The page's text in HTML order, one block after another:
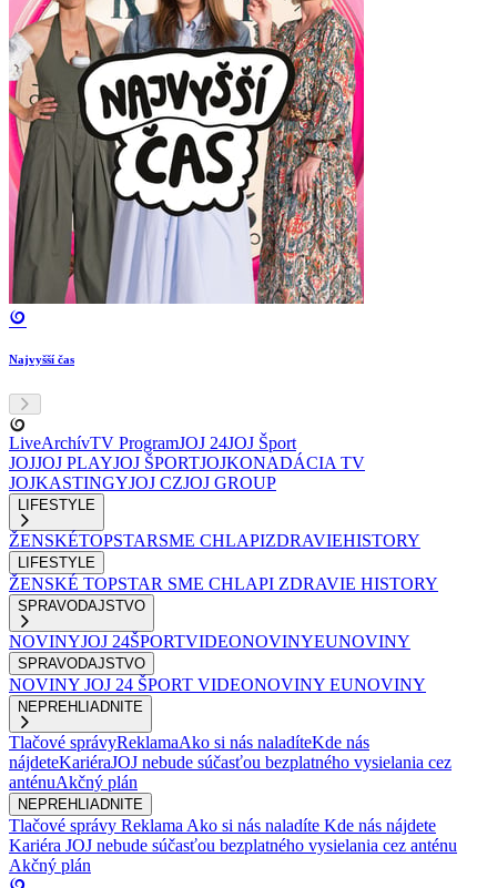
Najvyšší čas
LiveArchívTV ProgramJOJ 24JOJ Šport
JOJJOJ PLAYJOJ ŠPORTJOJKONADÁCIA TV
JOJKASTINGYJOJ CZJOJ GROUP
LIFESTYLE
ŽENSKÉTOPSTARSME CHLAPIZDRAVIEHISTORY
LIFESTYLE
ŽENSKÉ TOPSTAR SME CHLAPI ZDRAVIE HISTORY
SPRAVODAJSTVO
NOVINYJOJ 24ŠPORTVIDEONOVINYEUNOVINY
SPRAVODAJSTVO
NOVINY JOJ 24 ŠPORT VIDEONOVINY EUNOVINY
NEPREHLIADNITE
Tlačové správyReklamaAko si nás naladíteKde nás
nájdeteKariéraJOJ nebude súčasťou bezplatného vysielania cez
anténuAkčný plán
NEPREHLIADNITE
Tlačové správy ReklamaAko si nás naladíte Kde nás nájdete
Kariéra JOJ nebude súčasťou bezplatného vysielania cez anténu
Akčný plán